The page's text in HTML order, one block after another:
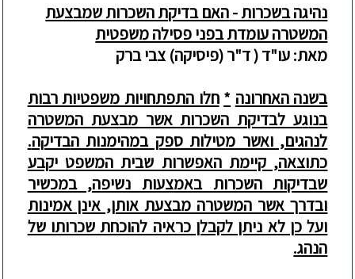
נהיגה בשכרות -האם בדיקת השכרות שמבצעת
המשטרה עומדת בפני פסילה משפטית
מאת: עו"ד ( ד"ר (פיסיקה) צבי ברק
בשנה האחרונה * חלו התפתחויות משפטיות רבות
בנוגע לבדיקת השכרות אשר מבצעת המשטרה
לנהגים, ואשר מטילות ספק במהימנות הבדיקה.
כתוצאה, קיימת האפשרות שבית המשפט יקבע
שבדיקות השכרות באמצעות נשיפה, במכשיר
ובדרך אשר המשטרה מבצעת אותן, אינן אמינות
ועל כן לא ניתן לקבלן כראיה להוכחת שכרותו של
הנהג.